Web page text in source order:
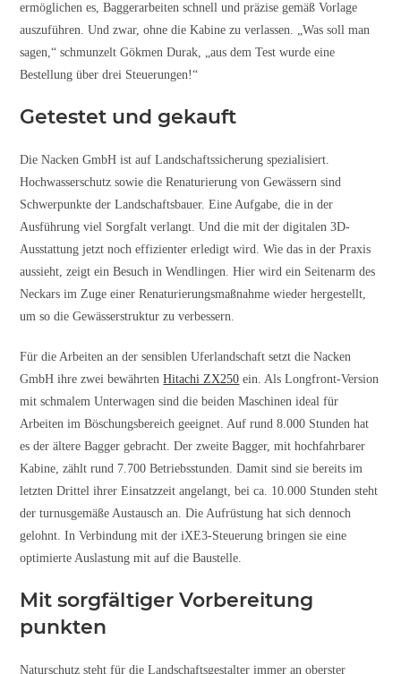
ermöglichen es, Baggerarbeiten schnell und präzise gemäß Vorlage
auszuführen. Und zwar, ohne die Kabine zu verlassen. „Was soll man
sagen,“ schmunzelt Gökmen Durak, „aus dem Test wurde eine
Bestellung über drei Steuerungen!“
Getestet und gekauft
Die Nacken GmbH ist auf Landschaftssicherung spezialisiert.
Hochwasserschutz sowie die Renaturierung von Gewässern sind
Schwerpunkte der Landschaftsbauer. Eine Aufgabe, die in der
Ausführung viel Sorgfalt verlangt. Und die mit der digitalen 3D-
Ausstattung jetzt noch effizienter erledigt wird. Wie das in der Praxis
aussieht, zeigt ein Besuch in Wendlingen. Hier wird ein Seitenarm des
Neckars im Zuge einer Renaturierungsmaßnahme wieder hergestellt,
um so die Gewässerstruktur zu verbessern.
Für die Arbeiten an der sensiblen Uferlandschaft setzt die Nacken
GmbH ihre zwei bewährtenHitachi ZX250 ein. Als Longfront-Version
mit schmalem Unterwagen sind die beiden Maschinen ideal für
Arbeiten im Böschungsbereich geeignet. Auf rund 8.000 Stunden hat
es der ältere Bagger gebracht. Der zweite Bagger, mit hochfahrbarer
Kabine, zählt rund 7.700 Betriebsstunden. Damit sind sie bereits im
letzten Drittel ihrer Einsatzzeit angelangt, bei ca. 10.000 Stunden steht
der turnusgemäße Austausch an. Die Aufrüstung hat sich dennoch
gelohnt. In Verbindung mit der iXE3-Steuerung bringen sie eine
optimierte Auslastung mit auf die Baustelle.
Mit sorgfältiger Vorbereitung
punkten
Naturschutz steht für die Landschaftsgestalter immer an oberster